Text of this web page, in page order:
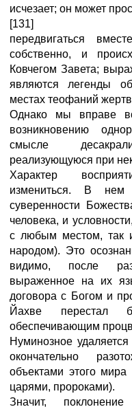
исчезает; он может
[131]
передвигаться
собственно, и
Ковчегом Завета;
являются легенды
местах теофаний
Однако мы вправе
возникновению
смысле
реализующуюся при
Характер
измениться. В нем
суверенности
человека, и
с любым местом, так
народом). Это
видимо, после
выраженное на их
договора с Богом и
Йахве перестал
обеспечивающим
Нуминозное удаляется
окончательно
объектами этого
царями, пророками).
Значит,